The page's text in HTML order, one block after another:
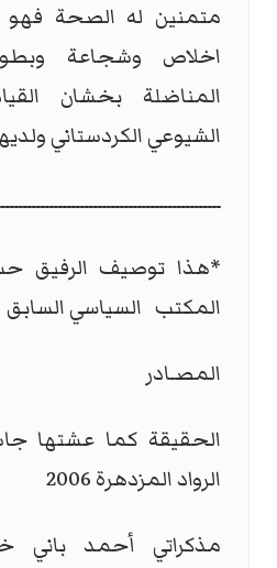
متمنين له الصحة فهو
اخلاص وشجاعة
المناضلة بخشان
الشيوعي الكردستاني
*هذا توصيف الرفيق
المكتب السياسي السابق
المصـادر
الحقيقة كما عشتها
الرواد المزدهرة 2006
مذكراتي أحمد باني